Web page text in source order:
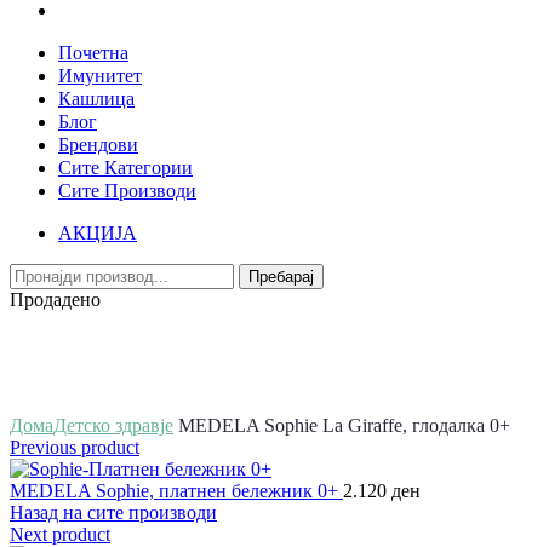
Почетна
Имунитет
Кашлица
Блог
Брендови
Сите Категории
Сите Производи
АКЦИЈА
Пребарај
Продадено
ДомаДетско здравје MEDELA Sophie La Giraffe, глодалка 0+
Previous product
MEDELA Sophie, платнен бележник 0+ 2.120 ден
Назад на сите производи
Next product